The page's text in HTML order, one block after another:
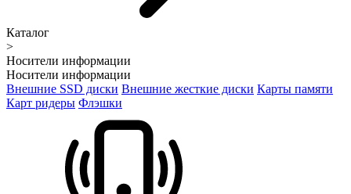
Каталог
>
Носители информации
Носители информации
Внешние SSD диски Внешние жесткие диски Карты памяти
Карт ридеры Флэшки